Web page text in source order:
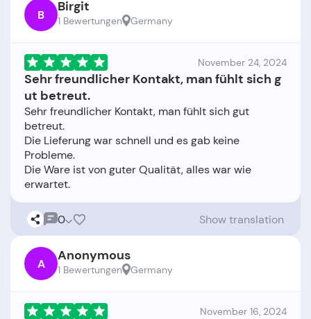
B Birgit
1 Bewertungen Germany
November 24, 2024
Sehr freundlicher Kontakt, man fühlt sich g
ut betreut.
Sehr freundlicher Kontakt, man fühlt sich gut
betreut.
Die Lieferung war schnell und es gab keine
Probleme.
Die Ware ist von guter Qualität, alles war wie
0 Show translation
A Anonymous
1 Bewertungen Germany
November 16, 2024